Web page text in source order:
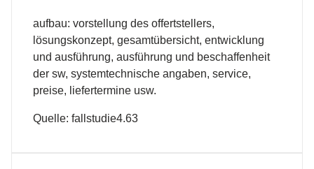
aufbau: vorstellung des offertstellers,
lösungskonzept, gesamtübersicht, entwicklung
und ausführung, ausführung und beschaffenheit
der sw, systemtechnische angaben, service,
preise, liefertermine usw.
Quelle: fallstudie4.63